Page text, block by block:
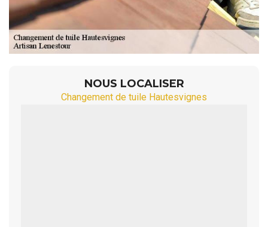
NOUS LOCALISER
Changement de tuile Hautesvignes